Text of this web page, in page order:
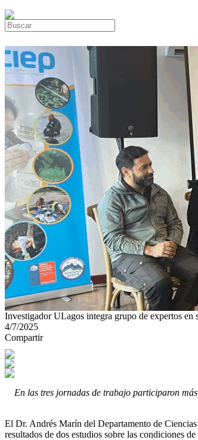
Investigador ULagos integra grupo de expertos en
4/7/2025
Compartir
En las tres jornadas de trabajo participaron
El Dr. Andrés Marín del Departamento de
resultados de dos estudios sobre las condiciones